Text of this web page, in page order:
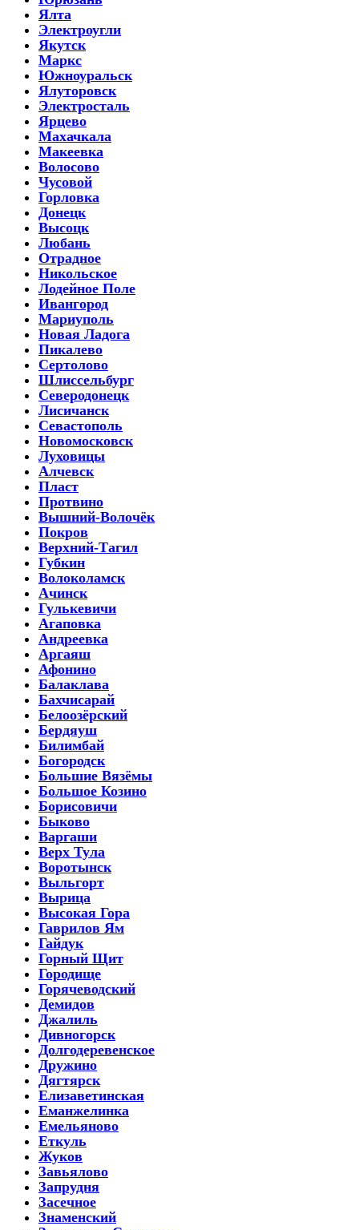
Ялта
Электроугли
Якутск
Маркс
Южноуральск
Ялуторовск
Электросталь
Ярцево
Махачкала
Макеевка
Волосово
Чусовой
Горловка
Донецк
Высоцк
Любань
Отрадное
Никольское
Лодейное Поле
Ивангород
Мариуполь
Новая Ладога
Пикалево
Сертолово
Шлиссельбург
Северодонецк
Лисичанск
Севастополь
Новомосковск
Луховицы
Алчевск
Пласт
Протвино
Вышний-Волочёк
Покров
Верхний-Тагил
Губкин
Волоколамск
Ачинск
Гулькевичи
Агаповка
Андреевка
Аргаяш
Афонино
Балаклава
Бахчисарай
Белоозёрский
Бердяуш
Билимбай
Богородск
Большие Вязёмы
Большое Козино
Борисовичи
Быково
Варгаши
Верх Тула
Воротынск
Выльгорт
Вырица
Высокая Гора
Гаврилов Ям
Гайдук
Горный Щит
Городище
Горячеводский
Демидов
Джалиль
Дивногорск
Долгодеревенское
Дружино
Дягтярск
Елизаветинская
Еманжелинка
Емельяново
Еткуль
Жуков
Завьялово
Запрудня
Засечное
Знаменский